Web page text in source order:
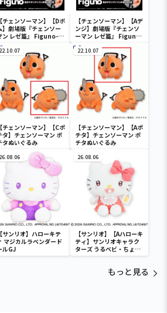
【チェンソーマン】【Dボ
】劇場版『チェンソー
ン レゼ篇』 Figuno-
CHAINSAW MAN＆
【チェンソーマン】【Aデ
ンジ】劇場版『チェンソ
ーマン レゼ篇』 Figuno-
CHAINSAW MAN＆
22.10.07
【チェンソーマン】【Cポ
タ】チェンソーマン ポ
タぬいぐるみ
22.10.07
【チェンソーマン】【Aポ
チタ】チェンソーマン ポ
チタぬいぐるみ
26.08.06
【サンリオ】ハローキテ
マジカルラベンダード
ルGJ
26.08.06
【サンリオ】【Aハローキ
ティ】サンリオキャラク
ターズ うるベビ・ちょい
デカドール
もっと見る